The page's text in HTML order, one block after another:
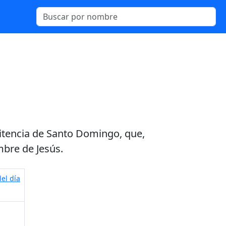
de Santo Domingo, que,
de Jesús.
día